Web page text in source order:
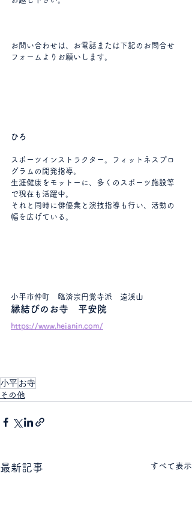
お問い合わせは、お電話または下記のお問合せ
フォームよりお願いします。
ひろ
スポーツインストラクター。フィットネスプロ
グラムの開発指導。
生涯健康をモットーに、多くのスポーツ施設等
で現在も活躍中。
それと同時に俳優業と演技指導も行い、活動の
幅を広げている。
小平市仲町　臨済宗円覚寺派　遠渓山
縁結びのお寺　平安院
https://www.heianin.com/
小平お寺
その他
最新記事 すべて表示